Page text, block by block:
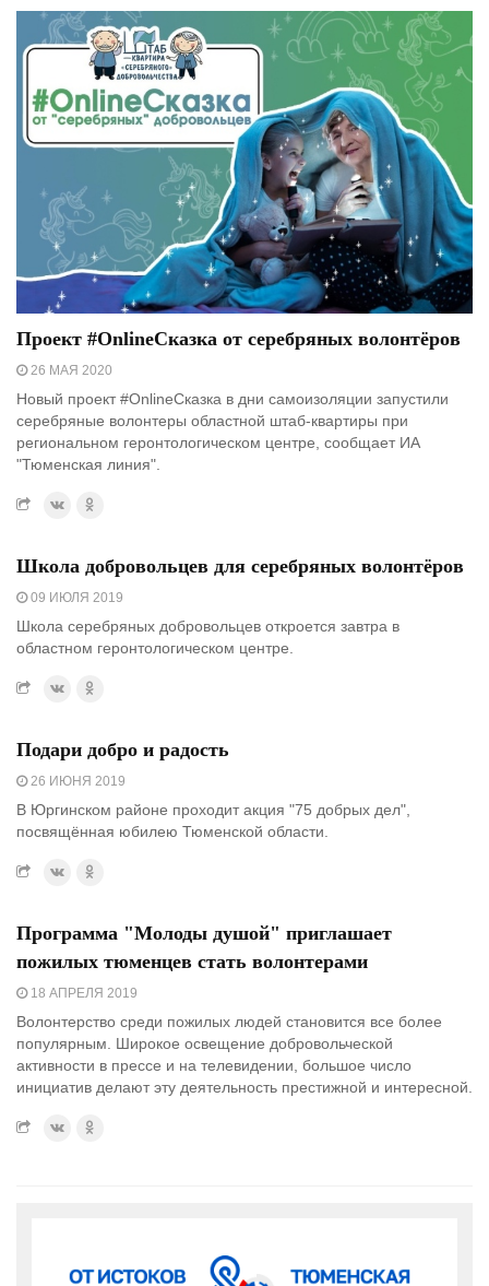
Проект #OnlineСказка от серебряных волонтёров
26 МАЯ 2020
Новый проект #OnlineСказка в дни самоизоляции запустили
серебряные волонтеры областной штаб-квартиры при
региональном геронтологическом центре, сообщает ИА
"Тюменская линия".
Школа добровольцев для серебряных волонтёров
09 ИЮЛЯ 2019
Школа серебряных добровольцев откроется завтра в
областном геронтологическом центре.
Подари добро и радость
26 ИЮНЯ 2019
В Юргинском районе проходит акция "75 добрых дел",
посвящённая юбилею Тюменской области.
Программа "Молоды душой" приглашает
пожилых тюменцев стать волонтерами
18 АПРЕЛЯ 2019
Волонтерство среди пожилых людей становится все более
популярным. Широкое освещение добровольческой
активности в прессе и на телевидении, большое число
инициатив делают эту деятельность престижной и интересной.